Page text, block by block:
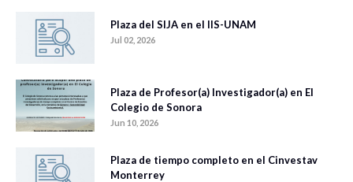
Plaza del SIJA en el IIS-UNAM
Jul 02, 2026
Plaza de Profesor(a) Investigador(a) en El
Colegio de Sonora
Jun 10, 2026
Plaza de tiempo completo en el Cinvestav
Monterrey